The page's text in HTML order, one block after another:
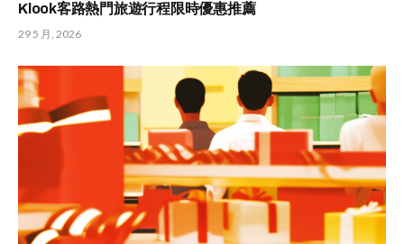
Klook客路熱門旅遊行程限時優惠推薦
29 5 月, 2026